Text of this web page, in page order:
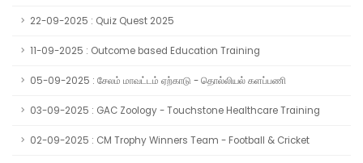
22-09-2025 : Quiz Quest 2025
11-09-2025 : Outcome based Education Training
05-09-2025 : சேலம் மாவட்டம் ஏற்காடு - தொல்லியல் களப்பணி
03-09-2025 : GAC Zoology - Touchstone Healthcare Training
02-09-2025 : CM Trophy Winners Team - Football & Cricket